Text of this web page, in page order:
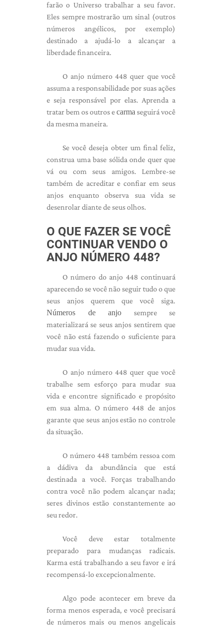
farão o Universo trabalhar a seu favor.
Eles sempre mostrarão um sinal (outros
números angélicos, por exemplo)
destinado a ajudá-lo a alcançar a
liberdade financeira.
O anjo número 448 quer que você
assuma a responsabilidade por suas ações
e seja responsável por elas. Aprenda a
tratar bem os outros ecarma seguirá você
da mesma maneira.
Se você deseja obter um final feliz,
construa uma base sólida onde quer que
vá ou com seus amigos. Lembre-se
também de acreditar e confiar em seus
anjos enquanto observa sua vida se
desenrolar diante de seus olhos.
O QUE FAZER SE VOCÊ
CONTINUAR VENDO O
ANJO NÚMERO 448?
O número do anjo 448 continuará
aparecendo se você não seguir tudo o que
seus anjos querem que você siga.
Números de anjo sempre se
materializará se seus anjos sentirem que
você não está fazendo o suficiente para
mudar sua vida.
O anjo número 448 quer que você
trabalhe sem esforço para mudar sua
vida e encontre significado e propósito
em sua alma. O número 448 de anjos
garante que seus anjos estão no controle
da situação.
O número 448 também ressoa com
a dádiva da abundância que está
destinada a você. Forças trabalhando
contra você não podem alcançar nada;
seres divinos estão constantemente ao
seu redor.
Você deve estar totalmente
preparado para mudanças radicais.
Karma está trabalhando a seu favor e irá
recompensá-lo excepcionalmente.
Algo pode acontecer em breve da
forma menos esperada, e você precisará
de números mais ou menos angelicais